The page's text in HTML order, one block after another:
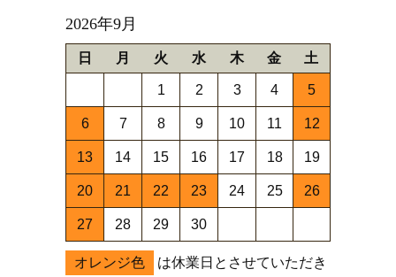
2026年9月
日 月 火 水 木 金 土
1 2 3 4 5
6 7 8 9 10 11 12
13 14 15 16 17 18 19
20 21 22 23 24 25 26
27 28 29 30
オレンジ色
は休業日とさせていただき